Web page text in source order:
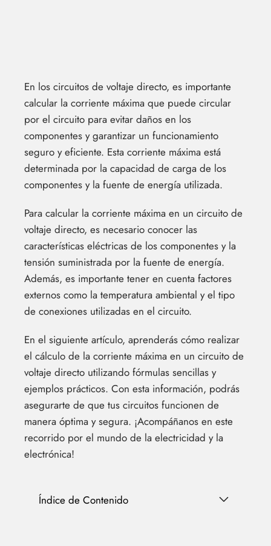
En los circuitos de voltaje directo, es importante
calcular la corriente máxima que puede circular
por el circuito para evitar daños en los
componentes y garantizar un funcionamiento
seguro y eficiente. Esta corriente máxima está
determinada por la capacidad de carga de los
componentes y la fuente de energía utilizada.
Para calcular la corriente máxima en un circuito de
voltaje directo, es necesario conocer las
características eléctricas de los componentes y la
tensión suministrada por la fuente de energía.
Además, es importante tener en cuenta factores
externos como la temperatura ambiental y el tipo
de conexiones utilizadas en el circuito.
En el siguiente artículo, aprenderás cómo realizar
el cálculo de la corriente máxima en un circuito de
voltaje directo utilizando fórmulas sencillas y
ejemplos prácticos. Con esta información, podrás
asegurarte de que tus circuitos funcionen de
manera óptima y segura. ¡Acompáñanos en este
recorrido por el mundo de la electricidad y la
electrónica!
Índice de Contenido